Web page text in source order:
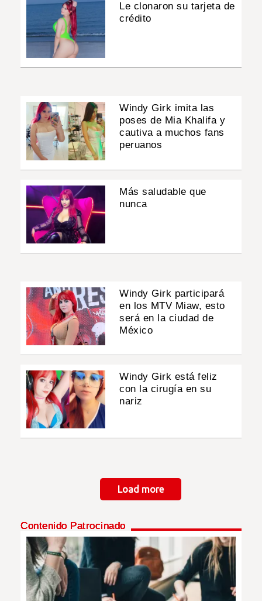
Le clonaron su tarjeta de
crédito
Windy Girk imita las
poses de Mia Khalifa y
cautiva a muchos fans
peruanos
Más saludable que
nunca
Windy Girk participará
en los MTV Miaw, esto
será en la ciudad de
México
Windy Girk está feliz
con la cirugía en su
nariz
Load more
Contenido Patrocinado